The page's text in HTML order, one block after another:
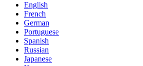
English
French
German
Portuguese
Spanish
Russian
Japanese